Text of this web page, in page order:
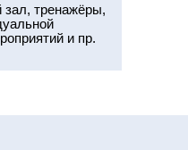
зал, тренажёры,
и пр.